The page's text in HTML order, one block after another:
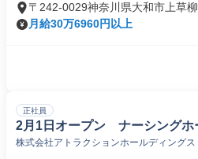
〒242-0029神奈川県大和市上草柳
月給30万6960円以上
正社員
2月1日オープン ナーシングホ
株式会社アトラクションホールディングス